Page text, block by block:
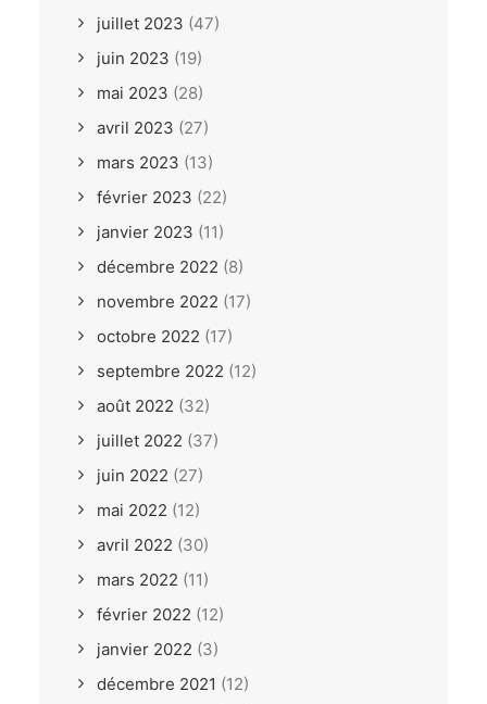
juillet 2023 (47)
juin 2023 (19)
mai 2023 (28)
avril 2023 (27)
mars 2023 (13)
février 2023 (22)
janvier 2023 (11)
décembre 2022 (8)
novembre 2022 (17)
octobre 2022 (17)
septembre 2022 (12)
août 2022 (32)
juillet 2022 (37)
juin 2022 (27)
mai 2022 (12)
avril 2022 (30)
mars 2022 (11)
février 2022 (12)
janvier 2022 (3)
décembre 2021 (12)